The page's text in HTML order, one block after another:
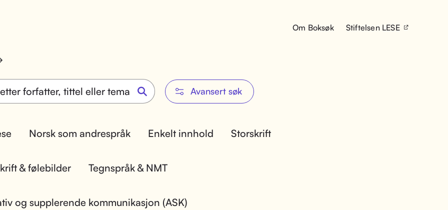
Om Boksøk Stiftelsen LESE
Avansert søk
Norsk som andrespråk Enkelt innhold Storskrift
& følebilder Tegnspråk & NMT
og supplerende kommunikasjon (ASK)